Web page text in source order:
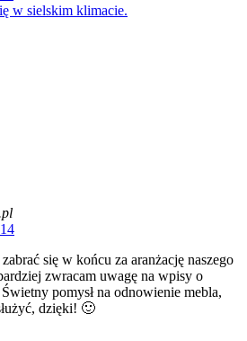
w sielskim klimacie.
się w końcu za aranżację naszego
zwracam uwagę na wpisy o
pomysł na odnowienie mebla,
dzięki! 🙂